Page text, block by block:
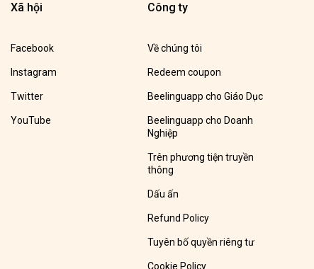
Xã hội
Facebook
Instagram
Twitter
YouTube
Công ty
Về chúng tôi
Redeem coupon
Beelinguapp cho Giáo Dục
Beelinguapp cho Doanh
Nghiệp
Trên phương tiện truyền
thông
Dấu ấn
Refund Policy
Tuyên bố quyền riêng tư
Cookie Policy